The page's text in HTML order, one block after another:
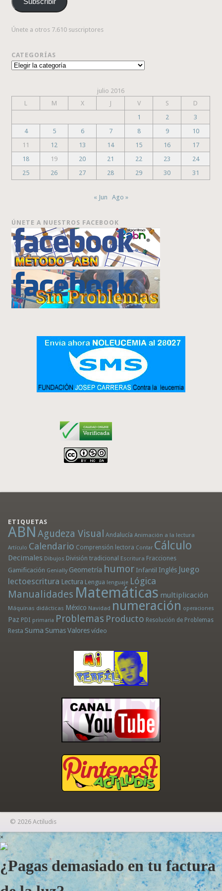
electrónico
Únete a otros 7.610 suscriptores
CATEGORÍAS
Categorías
julio 2016
L
M X J V S
D
1
2
3
4
5 6 7 8 9
10
11
12 13 14 15 16
17
18
19 20 21 22 23
24
25
26 27 28 29 30 31
« Jun Ago »
ÚNETE A NUESTROS FACEBOOK
ETIQUETAS
ABN Agudeza Visual Andalucía Animación a la lectura
Artículo Calendario Comprensión lectora Contar Cálculo
Decimales Dibujos División tradicional Escritura Fracciones
Gamificación Genially Geometría humor Infantil Inglés Juego
lectoescritura Lectura Lengua lenguaje Lógica
Manualidades Matemáticas multiplicación
Máquinas didácticas México Navidad numeración operaciones
Paz PDI primaria Problemas Producto Resolución de Problemas
Resta Suma Sumas Valores vídeo
© 2026 Actiludis
×
¿Pagas demasiado en tu factura